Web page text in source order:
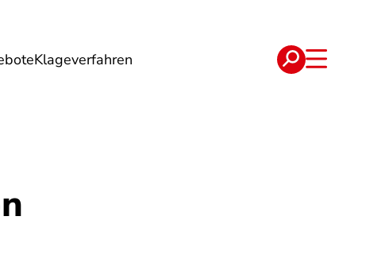
Klageverfahren
Verträge